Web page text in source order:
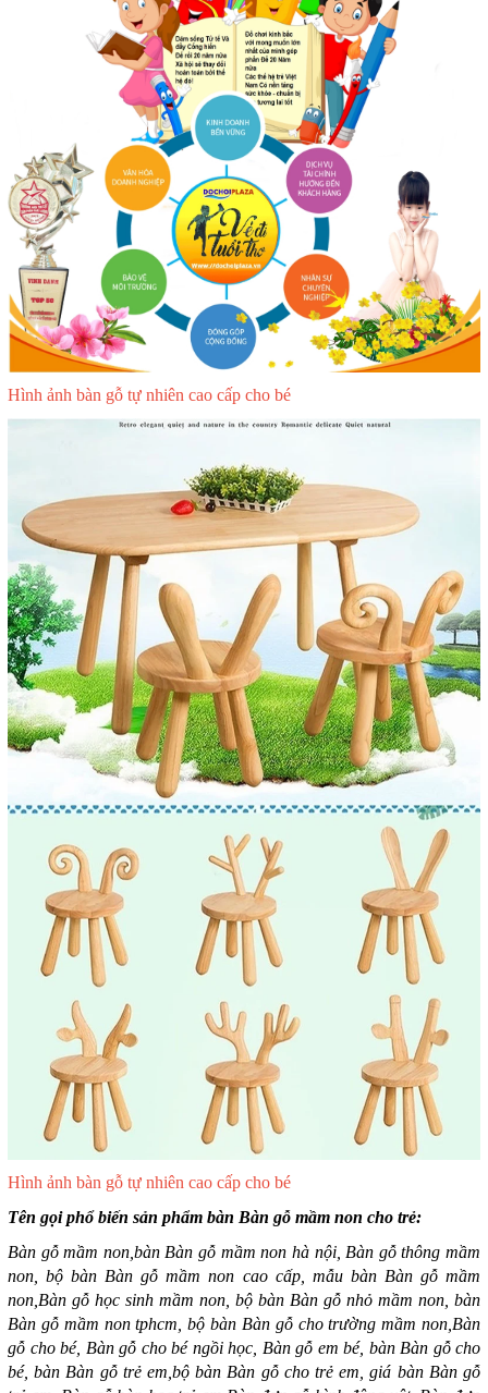
Hình ảnh bàn gỗ tự nhiên cao cấp cho bé
Hình ảnh bàn gỗ tự nhiên cao cấp cho bé
Tên gọi phổ biến sản phẩm bàn Bàn gỗ mầm non cho trẻ:
Bàn gỗ mầm non,bàn Bàn gỗ mầm non hà nội, Bàn gỗ thông mầm
non, bộ bàn Bàn gỗ mầm non cao cấp, mẫu bàn Bàn gỗ mầm
non,Bàn gỗ học sinh mầm non, bộ bàn Bàn gỗ nhỏ mầm non, bàn
Bàn gỗ mầm non tphcm, bộ bàn Bàn gỗ cho trường mầm non,Bàn
gỗ cho bé, Bàn gỗ cho bé ngồi học, Bàn gỗ em bé, bàn Bàn gỗ cho
bé, bàn Bàn gỗ trẻ em,bộ bàn Bàn gỗ cho trẻ em, giá bàn Bàn gỗ